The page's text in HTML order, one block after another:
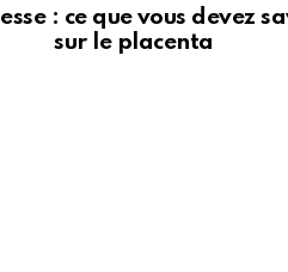
: ce que vous devez
sur le placenta